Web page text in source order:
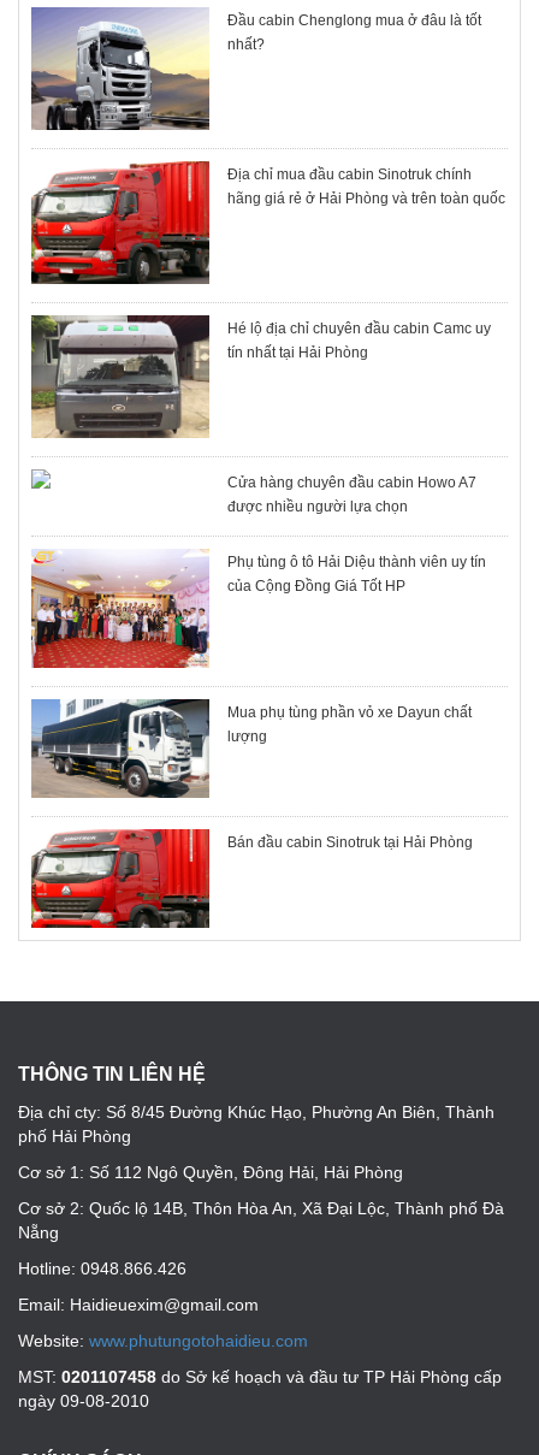
Đầu cabin Chenglong mua ở đâu là tốt
nhất?
Địa chỉ mua đầu cabin Sinotruk chính
hãng giá rẻ ở Hải Phòng và trên toàn quốc
Hé lộ địa chỉ chuyên đầu cabin Camc uy
tín nhất tại Hải Phòng
Cửa hàng chuyên đầu cabin Howo A7
được nhiều người lựa chọn
Phụ tùng ô tô Hải Diệu thành viên uy tín
của Cộng Đồng Giá Tốt HP
Mua phụ tùng phần vỏ xe Dayun chất
lượng
Bán đầu cabin Sinotruk tại Hải Phòng
THÔNG TIN LIÊN HỆ
Địa chỉ cty: Số 8/45 Đường Khúc Hạo, Phường An Biên, Thành
phố Hải Phòng
Cơ sở 1: Số 112 Ngô Quyền, Đông Hải, Hải Phòng
Cơ sở 2: Quốc lộ 14B, Thôn Hòa An, Xã Đại Lộc, Thành phố Đà
Nẵng
Hotline: 0948.866.426
Email: Haidieuexim@gmail.com
Website: www.phutungotohaidieu.com
MST: 0201107458 do Sở kế hoạch và đầu tư TP Hải Phòng cấp
ngày 09-08-2010